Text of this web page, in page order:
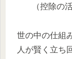
（控除の
世の中の仕組
人が賢く立ち